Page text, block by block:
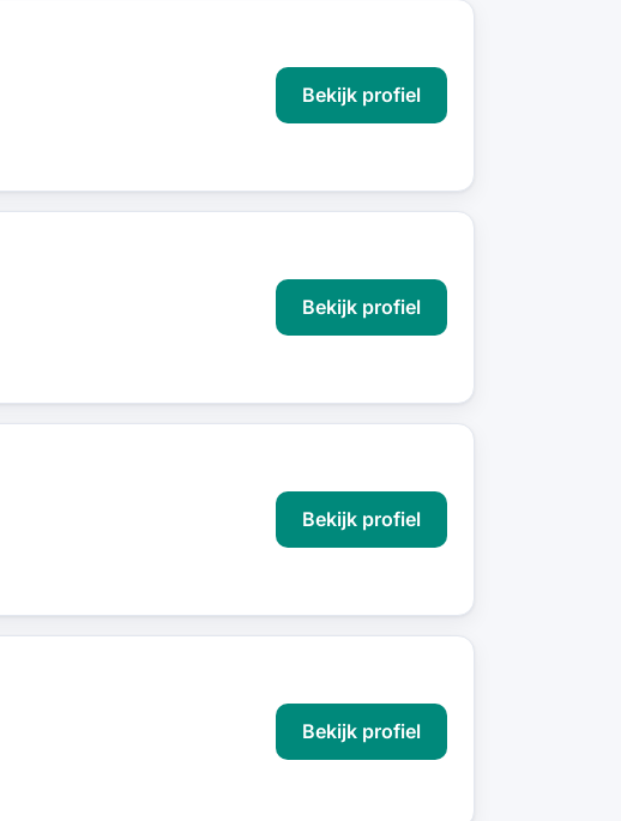
Bekijk profiel
Bekijk profiel
Bekijk profiel
Bekijk profiel